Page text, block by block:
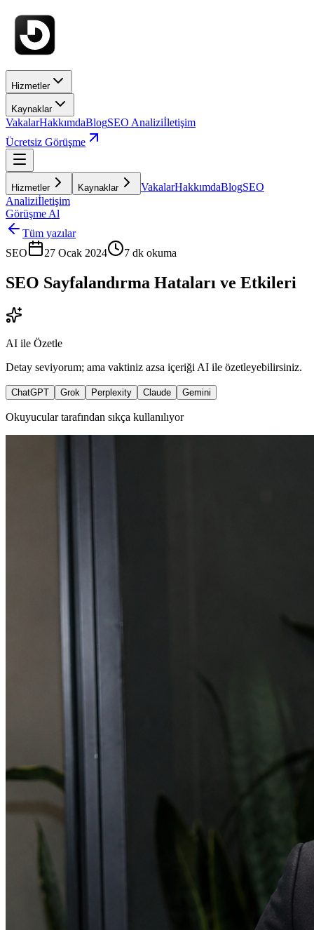
Hizmetler
Kaynaklar
VakalarHakkımdaBlogSEO Analiziİletişim
Ücretsiz Görüşme
Hizmetler Kaynaklar VakalarHakkımdaBlogSEO
Analiziİletişim
Görüşme Al
Tüm yazılar
SEO
27 Ocak 2024 7 dk okuma
SEO Sayfalandırma Hataları ve Etkileri
AI ile Özetle
Detay seviyorum; ama vaktiniz azsa içeriği AI ile özetleyebilirsiniz.
ChatGPT Grok Perplexity Claude Gemini
Okuyucular tarafından sıkça kullanılıyor